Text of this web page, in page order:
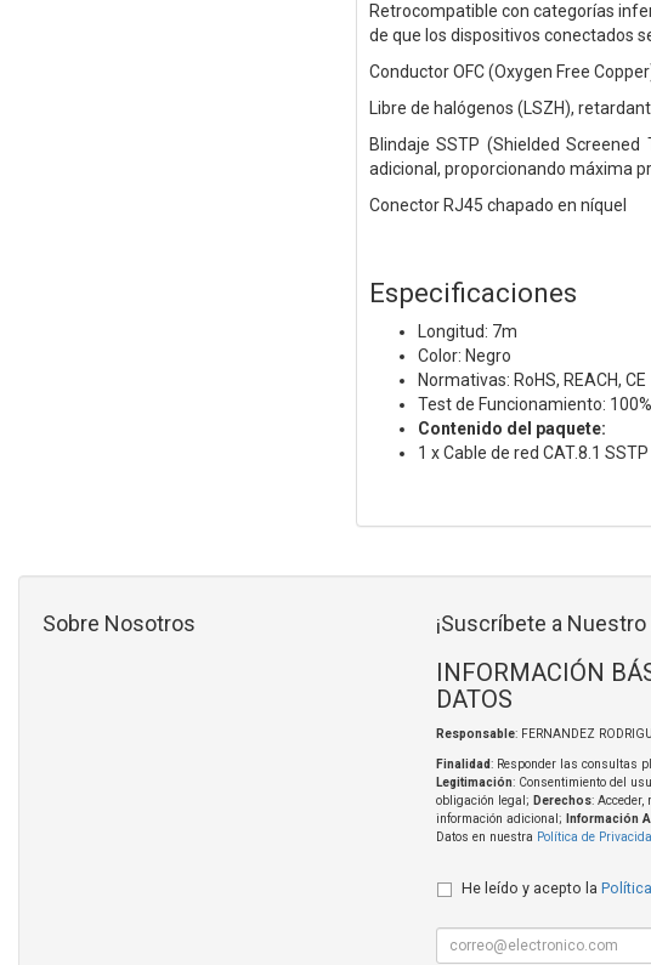
Retrocompatible con categorías
de que los dispositivos conectados
Conductor OFC (Oxygen Free
Libre de halógenos (LSZH),
Blindaje SSTP (Shielded
adicional, proporcionando máxima
Conector RJ45 chapado en níquel
Especificaciones
Longitud: 7m
Color: Negro
Normativas: RoHS, REACH, CE
Test de Funcionamiento:
Contenido del paquete:
1 x Cable de red CAT.8.1
Sobre Nosotros ¡Suscríbete a
INFORMACIÓN
DATOS
Responsable: FERNANDEZ
Finalidad: Responder las consultas
Legitimación: Consentimiento del
obligación legal; Derechos: Acceder,
información adicional;
Información
Datos en nuestra Política de
He leído y acepto la